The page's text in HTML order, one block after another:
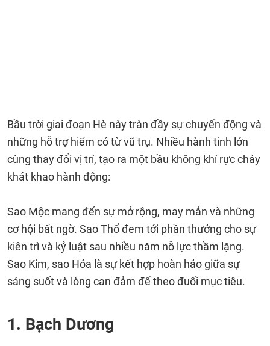
Bầu trời giai đoạn Hè này tràn đầy sự chuyển động và
những hỗ trợ hiếm có từ vũ trụ. Nhiều hành tinh lớn
cùng thay đổi vị trí, tạo ra một bầu không khí rực cháy
khát khao hành động:
Sao Mộc mang đến sự mở rộng, may mắn và những
cơ hội bất ngờ. Sao Thổ đem tới phần thưởng cho sự
kiên trì và kỷ luật sau nhiều năm nỗ lực thầm lặng.
Sao Kim, sao Hỏa là sự kết hợp hoàn hảo giữa sự
sáng suốt và lòng can đảm để theo đuổi mục tiêu.
1. Bạch Dương